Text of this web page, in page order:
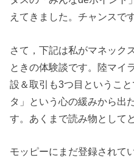
えてきました。チャンスです
さて，下記は私がマネック
ときの体験談です。陸マイ
設＆取引も3つ目というこ
タ」という心の緩みから出
す。あくまで読み物として
モッピーにまだ登録されて